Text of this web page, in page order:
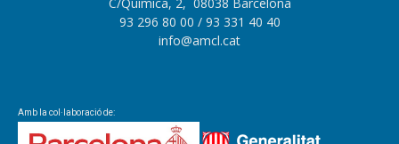
93 296 80 00 / 93 331 40 40
info@amcl.cat
Amb la col·laboració de: